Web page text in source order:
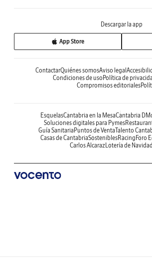
Descargar la app
App Store
ContactarQuiénes somosAviso legal
Condiciones de usoPolítica de
Compromisos editoriales
EsquelasCantabria en la MesaCantabria
Soluciones digitales para Pymes
Guía SanitariaPuntos de VentaTalento
Casas de CantabriaSosteniblesRacingForo
Carlos AlcarazLotería de Navidad